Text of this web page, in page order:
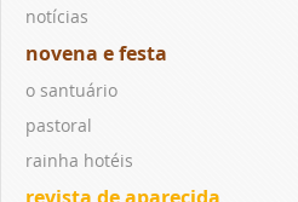
notícias
novena e festa
o santuário
pastoral
rainha hotéis